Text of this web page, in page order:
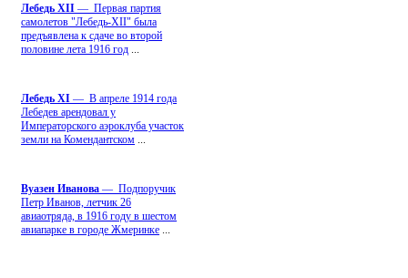
Лебедь ХII — Первая партия
самолетов "Лебедь-ХII" была
предъявлена к сдаче во второй
половине лета 1916 год
Лебедь ХI — В апреле 1914 года
Лебедев арендовал у
Императорского аэроклуба участок
земли на Комендантском
Вуазен Иванова — Подпоручик
Петр Иванов, летчик 26
авиаотряда, в 1916 году в шестом
авиапарке в городе Жмеринке